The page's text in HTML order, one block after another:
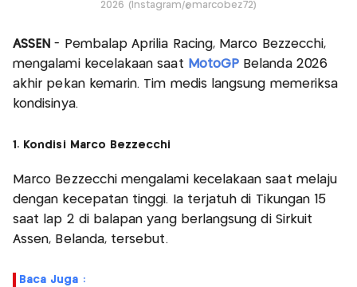
2026 (Instagram/@marcobez72)
ASSEN- Pembalap Aprilia Racing, Marco Bezzecchi,
mengalami kecelakaan saat MotoGP Belanda 2026
akhir pekan kemarin. Tim medis langsung memeriksa
kondisinya.
1. Kondisi Marco Bezzecchi
Marco Bezzecchi mengalami kecelakaan saat melaju
dengan kecepatan tinggi. Ia terjatuh di Tikungan 15
saat lap 2 di balapan yang berlangsung di Sirkuit
Assen, Belanda, tersebut.
Baca Juga :